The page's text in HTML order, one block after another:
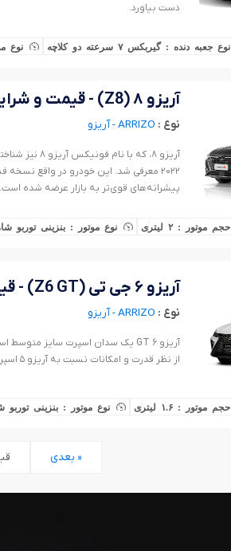
دست بیاورد.
نوع جعبه دنده : گیربکس ۷ سرعته دو کلاچه نوع
آریزو ۸ (Z8) - قیمت و شرایط خرید
نوع : ARRIZO - آریزو
آریزو ۸،
پیشرانه‌های قوی‌تر به بازار عرضه شده است.
حجم موتور : ۲ لیتری نوع موتور : بنزینی توربو
آریزو ۶ جی تی (Z6 GT) - قیمت و شرایط خرید
نوع : ARRIZO - آریزو
از نظر قدرت و امکانات نسبت به آریزو ۵ اسپرت و آریزو ۶ پرو ارتقا یافته است.
حجم موتور : ۱.۶ لیتری نوع موتور : بنزینی توربو
« بعدی »